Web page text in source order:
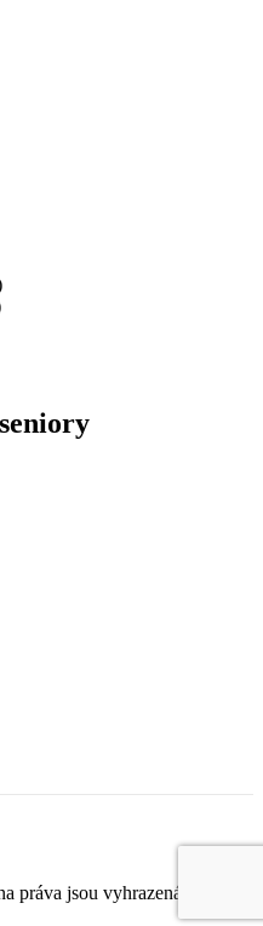
seniory
práva jsou vyhrazená